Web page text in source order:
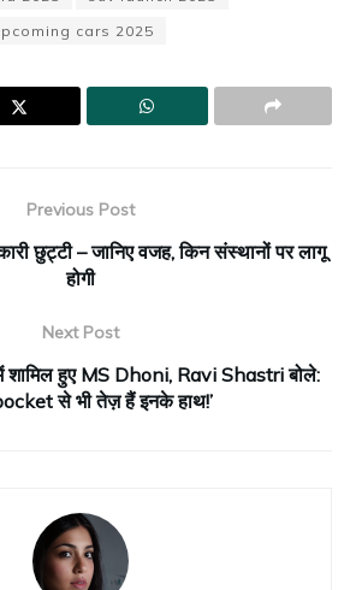
cars 2025
Previous Post
छुट्टी – जानिए वजह, किन संस्थानों पर लागू
होगी
Next Post
हुए MS Dhoni, Ravi Shastri बोले:
से भी तेज़ हैं इनके हाथ!’